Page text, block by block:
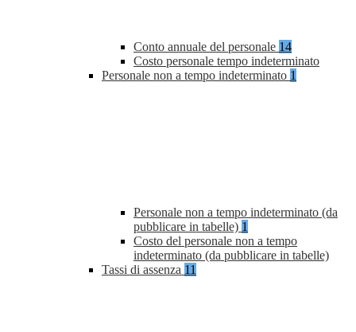
Conto annuale del personale 14
Costo personale tempo indeterminato
Personale non a tempo indeterminato 1
Personale non a tempo indeterminato (da
pubblicare in tabelle) 1
Costo del personale non a tempo
indeterminato (da pubblicare in tabelle)
Tassi di assenza 11